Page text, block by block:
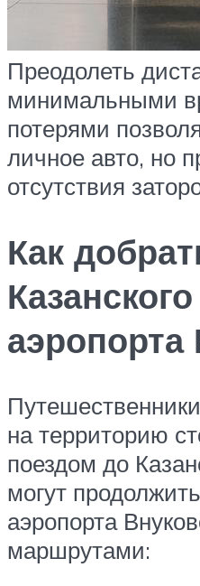
Преодолеть
минимальными
потерями
личное авто, но
отсутствия
Как
аэропорта
на территорию
поездом до
могут
аэропорта
маршрутами: